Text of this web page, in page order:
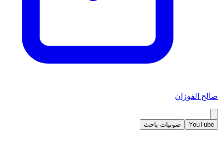
صالح الفوزان
YouTube صوتيات باحث